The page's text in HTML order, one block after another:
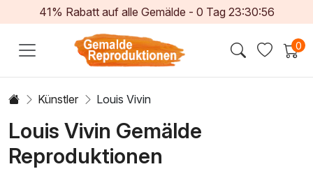
41% Rabatt auf alle Gemälde - 0 Tag 23:30:55
0
Künstler Louis Vivin
Louis Vivin Gemälde
Reproduktionen